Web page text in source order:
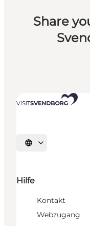
Share
Sprache auswählen
Hilfe
Kontakt
Webzugang